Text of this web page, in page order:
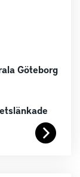
Göteborg